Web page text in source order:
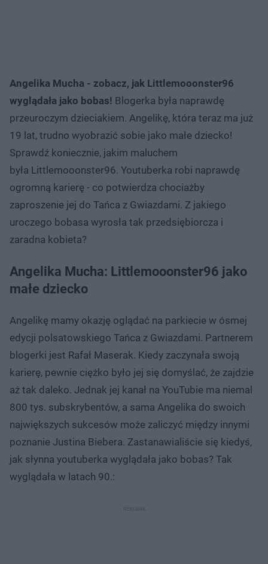
Angelika Mucha - zobacz, jak Littlemooonster96
wyglądała jako bobas! Blogerka była naprawdę
przeuroczym dzieciakiem. Angelikę, która teraz ma już
19 lat, trudno wyobrazić sobie jako małe dziecko!
Sprawdź koniecznie, jakim maluchem
była Littlemooonster96. Youtuberka robi naprawdę
ogromną karierę - co potwierdza chociażby
zaproszenie jej do Tańca z Gwiazdami. Z jakiego
uroczego bobasa wyrosła tak przedsiębiorcza i
zaradna kobieta?
Angelika Mucha: Littlemooonster96 jako
małe dziecko
Angelikę mamy okazję oglądać na parkiecie w ósmej
edycji polsatowskiego Tańca z Gwiazdami. Partnerem
blogerki jest Rafał Maserak. Kiedy zaczynała swoją
karierę, pewnie ciężko było jej się domyślać, że zajdzie
aż tak daleko. Jednak jej kanał na YouTubie ma niemal
800 tys. subskrybentów, a sama Angelika do swoich
największych sukcesów może zaliczyć między innymi
poznanie Justina Biebera. Zastanawialiście się kiedyś,
jak słynna youtuberka wyglądała jako bobas? Tak
wyglądała w latach 90.: